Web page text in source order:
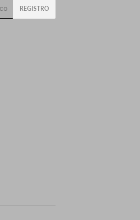
REGISTRO